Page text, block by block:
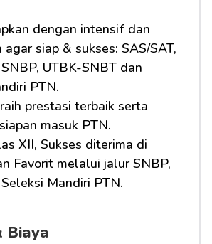
dengan intensif dan
siap & sukses: SAS/SAT,
UTBK-SNBT dan
PTN.
prestasi terbaik serta
masuk PTN.
XII, Sukses diterima di
Favorit melalui jalur SNBP,
Mandiri PTN.
Biaya